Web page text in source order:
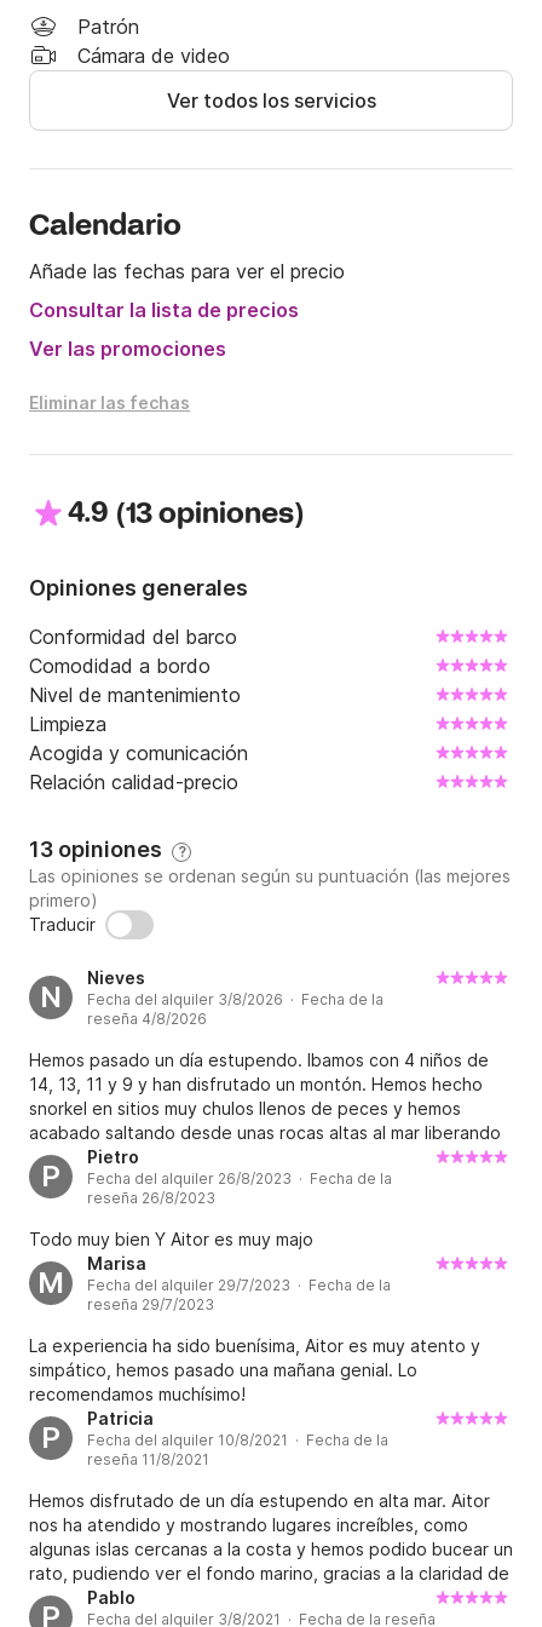
Además, frente a su costa destacan las islas de
Terreros y Negra, dos joyas volcánicas protegidas
por su gran valor ecológico y paisajístico.
Ya sea para relajarte, practicar snorkel o disfrutar de
auténtica en el Mediterráneo.
Reserva ahora en línea a través de Click&Boat
Patrón
Cámara de video
Ver todos los servicios
Calendario
Añade las fechas para ver el precio
Consultar la lista de precios
Ver las promociones
Eliminar las fechas
4.9 (13 opiniones)
Opiniones generales
Conformidad del barco
Comodidad a bordo
Nivel de mantenimiento
Limpieza
Acogida y comunicación
Relación calidad-precio
13 opiniones ?
Las opiniones se ordenan según su puntuación (las mejores
primero)
Traducir
N
Nieves
Fecha del alquiler 3/8/2026 · Fecha de la
reseña 4/8/2026
Hemos pasado un día estupendo. Ibamos con 4 niños de
14, 13, 11 y 9 y han disfrutado un montón. Hemos hecho
snorkel en sitios muy chulos llenos de peces y hemos
acabado saltando desde unas rocas altas al mar liberando
adrenalina. Aitor un patrón de 10! Adorable con los niños,
se nota que conoce bien la zona y ha sido un gusto pasar
el día con él. Muy recomendable!!!
P
Pietro
Fecha del alquiler 26/8/2023 · Fecha de la
reseña 26/8/2023
Todo muy bien Y Aitor es muy majo
M
Marisa
Fecha del alquiler 29/7/2023 · Fecha de la
reseña 29/7/2023
La experiencia ha sido buenísima, Aitor es muy atento y
simpático, hemos pasado una mañana genial. Lo
recomendamos muchísimo!
P
Patricia
Fecha del alquiler 10/8/2021 · Fecha de la
reseña 11/8/2021
Hemos disfrutado de un día estupendo en alta mar. Aitor
nos ha atendido y mostrando lugares increíbles, como
algunas islas cercanas a la costa y hemos podido bucear un
rato, pudiendo ver el fondo marino, gracias a la claridad de
las aguas
P
Pablo
Fecha del alquiler 3/8/2021 · Fecha de la reseña